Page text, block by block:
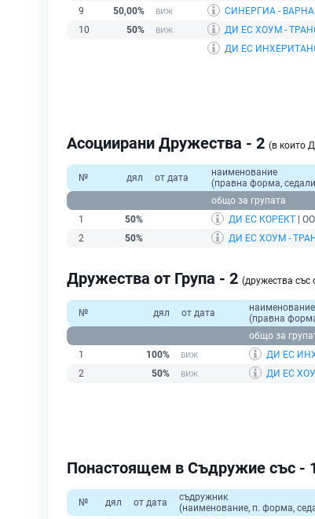
9
50,00% СИНЕРГИА - ВАРНА
10
50% ДИ ЕС ХОУМ -
ДИ ЕС
Асоциирани Дружества - 2 (в които
№ дял от дата
наименование
(правна форма,
общо за групата
1
50% ДИ ЕС КОРЕКТ |
2
50% ДИ ЕС ХОУМ -
Дружества от Група - 2 (дружества
№ дял от дата
наименование
(правна
общо за
1
100% ДИ ЕС
2
50% ДИ ЕС
Понастоящем в Съдружие със -
№ дял от дата
съдружник
(наименование, п. форма,